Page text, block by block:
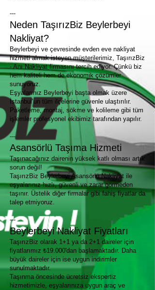
---
Neden TaşırızBiz Beylerbeyi
Nakliyat?
Beylerbeyi ve çevresinde evden eve nakliyat
hizmeti almak isteyen müşterilerimiz, TaşırızBiz
- Anı Nakliyat firmasını tercih ediyor. Çünkü biz
hem kaliteli hem de ekonomik çözümler
sunuyoruz.
Eşyalarınız Beylerbeyi başta olmak üzere
İstanbul’un tüm ilçelerine güvenle ulaştırılır.
Paketleme, montaj, sökme ve kolileme gibi tüm
işlemler profesyonel ekibimiz tarafından yapılır.
---
Asansörlü Taşıma Hizmeti
Taşınacağınız dairenin yüksek katlı olması artık
sorun değil!
TaşırızBiz Beylerbeyi Asansörlü Nakliyat ile
eşyalarınız hızlı, güvenli ve zarar görmeden
taşınır. Üstelik diğer firmalar gibi fahiş fiyatlar da
talep etmiyoruz.
---
Beylerbeyi Nakliyat Fiyatları
TaşırızBiz olarak 1+1 ya da 2+1 daireler için
fiyatlarımız ₺19.000'dan başlamaktadır. Daha
büyük daireler için ise uygun indirimler
sunulmaktadır.
Taşınma öncesinde ücretsiz ekspertiz
hizmetimizle, eşyalarınıza uygun araç ve